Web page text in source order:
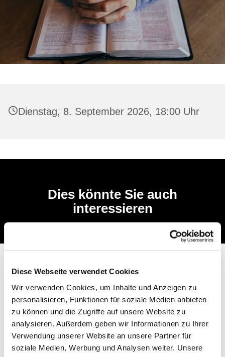
Diese Webseite verwendet Cookies
Wir verwenden Cookies, um Inhalte und Anzeigen zu
personalisieren, Funktionen für soziale Medien anbieten
zu können und die Zugriffe auf unsere Website zu
analysieren. Außerdem geben wir Informationen zu Ihrer
Verwendung unserer Website an unsere Partner für
soziale Medien, Werbung und Analysen weiter. Unsere
Dienstag, 8. September 2026, 18:00 Uhr
Dies könnte Sie auch
interessieren